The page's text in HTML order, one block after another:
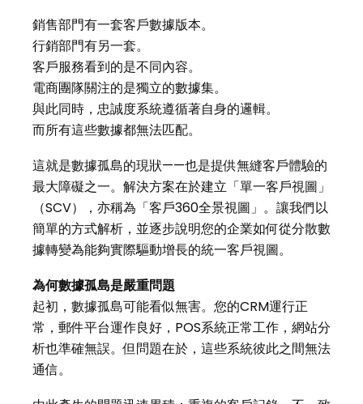
銷售部門有一套客戶數據版本。
行銷部門有另一套。
客戶服務看到的是不同內容。
電商團隊關注的是獨立的數據集。
與此同時，忠誠度系統遵循著自身的邏輯。
而所有這些數據都無法匹配。
這就是數據孤島的現狀——也是提供無縫客戶體驗的
最大障礙之一。解決方案在於建立「單一客戶視圖」
（SCV），亦稱為「客戶360全景視圖」。讓我們以
簡單的方式解析，並逐步說明您的企業如何從分散數
據轉變為能夠實際驅動增長的統一客戶視圖。
為何數據孤島是嚴重問題
起初，數據孤島可能看似無害。您的CRM運行正
常，郵件平台運作良好，POS系統正常工作，網站分
析也準確無誤。但問題在於，這些系統彼此之間無法
通信。